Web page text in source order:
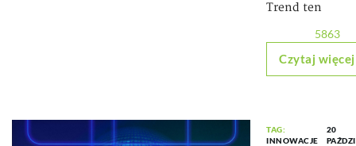
Trend ten
5863
Czytaj więcej
TAG:
INNOWACJE
20